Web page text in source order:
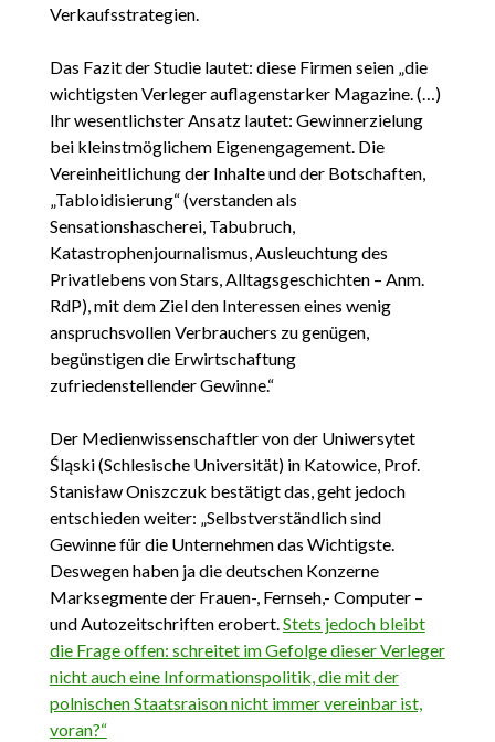
Verkaufsstrategien.
Das Fazit der Studie lautet: diese Firmen seien „die
wichtigsten Verleger auflagenstarker Magazine. (…)
Ihr wesentlichster Ansatz lautet: Gewinnerzielung
bei kleinstmöglichem Eigenengagement. Die
Vereinheitlichung der Inhalte und der Botschaften,
„Tabloidisierung“ (verstanden als
Sensationshascherei, Tabubruch,
Katastrophenjournalismus, Ausleuchtung des
Privatlebens von Stars, Alltagsgeschichten – Anm.
RdP), mit dem Ziel den Interessen eines wenig
anspruchsvollen Verbrauchers zu genügen,
begünstigen die Erwirtschaftung
zufriedenstellender Gewinne.“
Der Medienwissenschaftler von der Uniwersytet
Śląski (Schlesische Universität) in Katowice, Prof.
Stanisław Oniszczuk bestätigt das, geht jedoch
entschieden weiter: „Selbstverständlich sind
Gewinne für die Unternehmen das Wichtigste.
Deswegen haben ja die deutschen Konzerne
Marksegmente der Frauen-, Fernseh,- Computer –
und Autozeitschriften erobert.Stets jedoch bleibt
die Frage offen: schreitet im Gefolge dieser Verleger
nicht auch eine Informationspolitik, die mit der
polnischen Staatsraison nicht immer vereinbar ist,
voran?“